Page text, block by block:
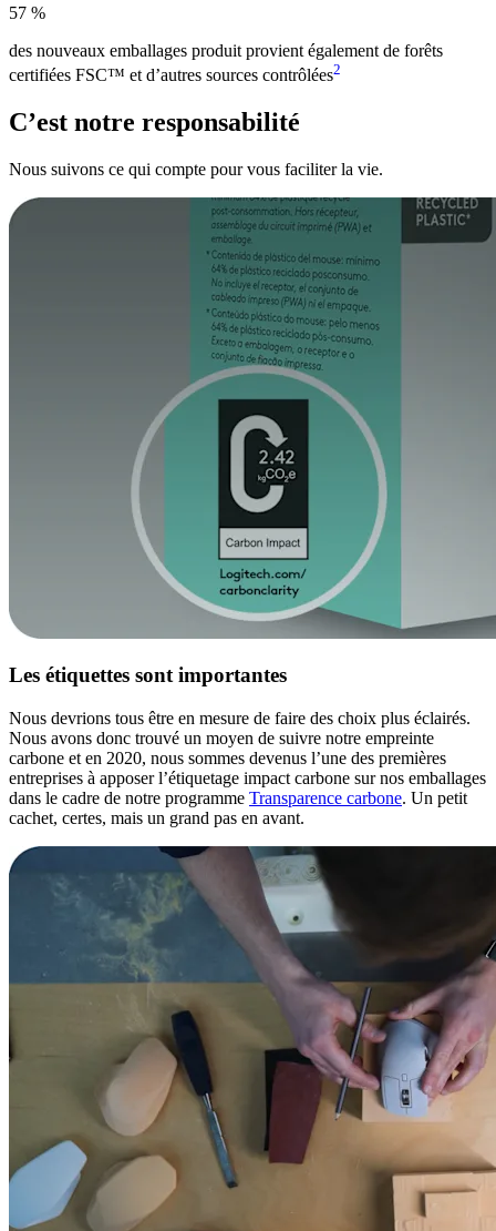
57 %
des nouveaux emballages produit provient également de forêts
certifiées FSC™ et d’autres sources contrôlées2
C’est notre responsabilité
Nous suivons ce qui compte pour vous faciliter la vie.
Les étiquettes sont importantes
Nous devrions tous être en mesure de faire des choix plus éclairés.
Nous avons donc trouvé un moyen de suivre notre empreinte
carbone et en 2020, nous sommes devenus l’une des premières
entreprises à apposer l’étiquetage impact carbone sur nos emballages
dans le cadre de notre programme Transparence carbone. Un petit
cachet, certes, mais un grand pas en avant.